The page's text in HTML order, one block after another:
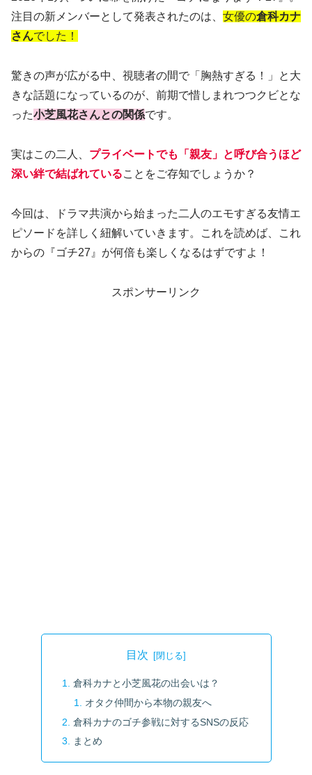
注目の新メンバーとして発表されたのは、 女優の倉科カナ
さんでした！
驚きの声が広がる中、視聴者の間で「胸熱すぎる！」と大
きな話題になっているのが、前期で惜しまれつつクビとな
った小芝風花さんとの関係です。
実はこの二人、 プライベートでも「親友」と呼び合うほど
深い絆で結ばれていることをご存知でしょうか？
今回は、ドラマ共演から始まった二人のエモすぎる友情エ
ピソードを詳しく紐解いていきます。これを読めば、これ
からの『ゴチ27』が何倍も楽しくなるはずですよ！
スポンサーリンク
目次
倉科カナと小芝風花の出会いは？
オタク仲間から本物の親友へ
倉科カナのゴチ参戦に対するSNSの反応
まとめ